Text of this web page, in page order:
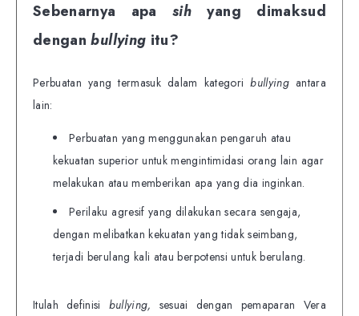
Sebenarnya apasih yang dimaksud
denganbullying itu?
Perbuatan yang termasuk dalam kategoribullying antara
lain:
Perbuatan yang menggunakan pengaruh atau
kekuatan superior untuk mengintimidasi orang lain agar
melakukan atau memberikan apa yang dia inginkan.
Perilaku agresif yang dilakukan secara sengaja,
dengan melibatkan kekuatan yang tidak seimbang,
terjadi berulang kali atau berpotensi untuk berulang.
Itulah definisi bullying, sesuai dengan pemaparan Vera